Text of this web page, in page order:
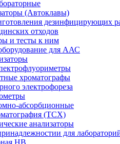
(Автоклавы)
дезинфицирующих
отходов
и тесты к ним
для ААС
хроматографы
электрофореза
абсорбционные
(ТСХ)
анализаторы
для
НВ